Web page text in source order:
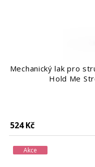
Mechanický lak pro
Hold Me
524 Kč
Akce